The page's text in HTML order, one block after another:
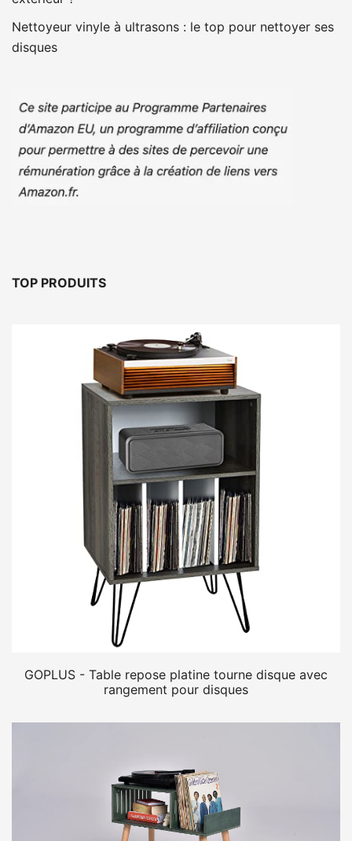
Nettoyeur vinyle à ultrasons : le top pour nettoyer ses
disques
TOP PRODUITS
GOPLUS - Table repose platine tourne disque avec
rangement pour disques